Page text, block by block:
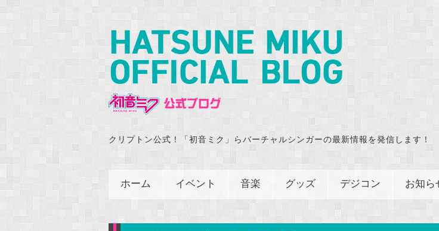
クリプトン公式！「初音ミク」らバーチャルシンガーの最新情報を発信します！
ホーム イベント 音楽 グッズ デジコン お知ら